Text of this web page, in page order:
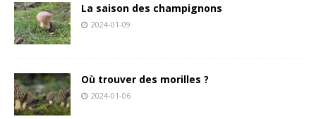
La saison des champignons
2024-01-09
Où trouver des morilles ?
2024-01-06